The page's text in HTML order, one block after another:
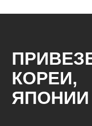
КОРЕИ,
ЯПОНИИ